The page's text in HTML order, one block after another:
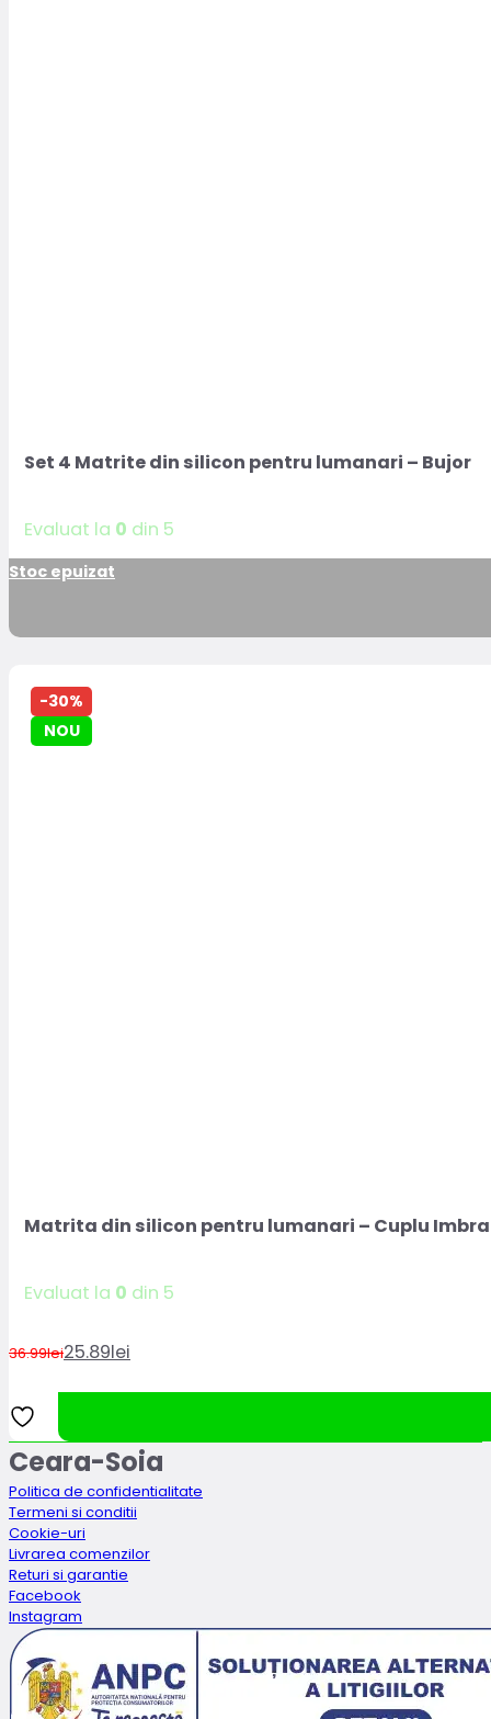
Set 4 Matrite din silicon pentru lumanari – Bujor
Evaluat la 0 din 5
Stoc epuizat
-30%
NOU
Matrita din silicon pentru lumanari – Cuplu
Evaluat la 0 din 5
36.99lei
Prețul
a
fost:
36.99lei.
25.89lei
Prețul
curent
este:
25.89lei.
Ceara-Soia
Politica de confidentialitate
Termeni si conditii
Cookie-uri
Livrarea comenzilor
Returi si garantie
Facebook
Instagram